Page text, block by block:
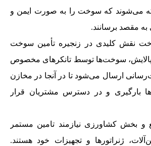
می‌شوند که سوخت را به صورت ایمن و
مقصد برسانند.
نقش کلیدی در زنجیره تأمین سوخت
پالایش، سوخت‌ها توسط تانکرهای مخصوص
ارسال می‌شود تا در آنجا در مخازن
بارگیری و در دسترس مشتریان قرار
و بخش کشاورزی نیازمند تامین مستمر
ژنراتورها و تجهیزات خود هستند.